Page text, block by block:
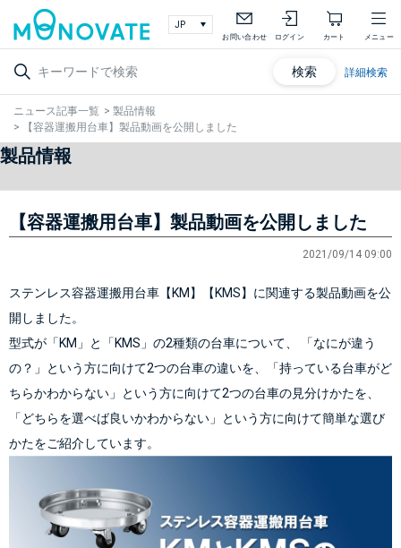
お問い合わせ ログイン カート メニュー
検索 詳細検索
ニュース記事一覧 > 製品情報
>
【容器運搬用台車】製品動画を公開しました
製品情報
【容器運搬用台車】製品動画を公開しました
2021/09/14 09:00
ステンレス容器運搬用台車【KM】【KMS】に関連する製品動画を公
開しました。
型式が「KM」と「KMS」の2種類の台車について、 「なにが違う
の？」という方に向けて2つの台車の違いを、「持っている台車がど
ちらかわからない」という方に向けて2つの台車の見分けかたを、
「どちらを選べば良いかわからない」という方に向けて簡単な選び
かたをご紹介しています。